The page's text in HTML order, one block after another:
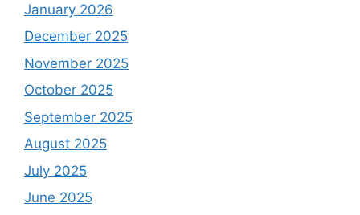
January 2026
December 2025
November 2025
October 2025
September 2025
August 2025
July 2025
June 2025